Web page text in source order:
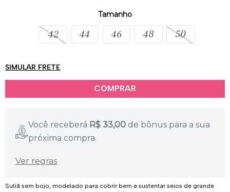
Tamanho
42 44 46 48 50
SIMULAR FRETE
Você receberá R$33,00 de bônus para a sua
próxima compra.
Ver regras
Sutiã sem bojo, modelado para cobrir bem e sustentar seios de grande